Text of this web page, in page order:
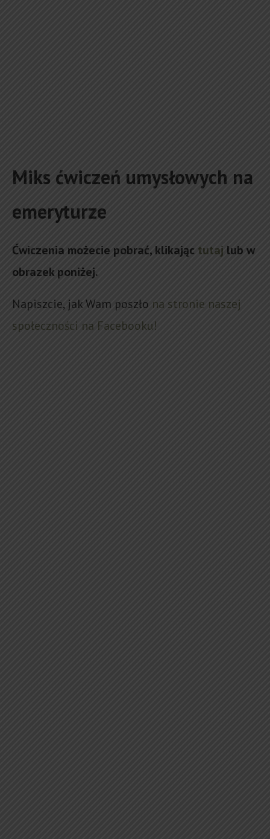
Miks ćwiczeń umysłowych na
emeryturze
Ćwiczenia możecie pobrać, klikając tutaj lub w
obrazek poniżej.
Napiszcie, jak Wam poszło na stronie naszej
społeczności na Facebooku!